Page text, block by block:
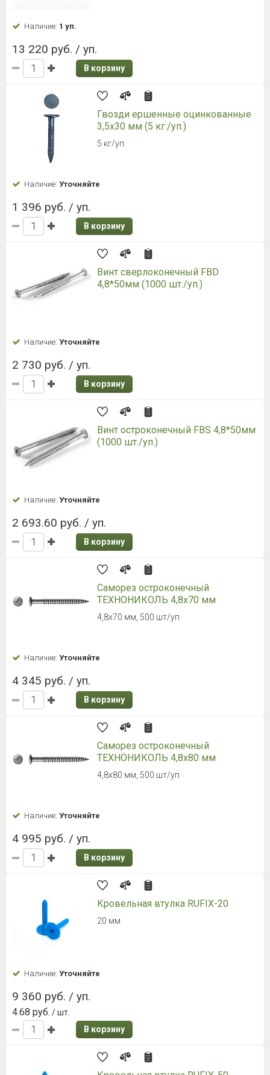
Наличие: 1 уп.
13 220 руб. / уп.
В корзину
Гвозди ершенные оцинкованные
3,5х30 мм (5 кг./уп.)
5 кг/уп.
Наличие: Уточняйте
1 396 руб. / уп.
В корзину
Винт сверлоконечный FBD
4,8*50мм (1000 шт./уп.)
Наличие: Уточняйте
2 730 руб. / уп.
В корзину
Винт остроконечный FBS 4,8*50мм
(1000 шт./уп.)
Наличие: Уточняйте
2 693.60 руб. / уп.
В корзину
Саморез остроконечный
ТЕХНОНИКОЛЬ 4,8х70 мм
4,8х70 мм, 500 шт/уп
Наличие: Уточняйте
4 345 руб. / уп.
В корзину
Саморез остроконечный
ТЕХНОНИКОЛЬ 4,8х80 мм
4,8х80 мм, 500 шт/уп
Наличие: Уточняйте
4 995 руб. / уп.
В корзину
Кровельная втулка RUFIX-20
20 мм
Наличие: Уточняйте
9 360 руб. / уп.
4.68 руб. / шт.
В корзину